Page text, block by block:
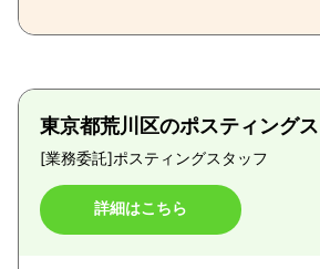
東京都荒川区のポスティング
[業務委託]ポスティングスタッフ
詳細はこちら